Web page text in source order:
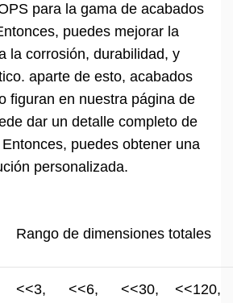
para la gama de acabados
puedes mejorar la
la corrosión, durabilidad, y
aparte de esto, acabados
figuran en nuestra página de
dar un detalle completo de
puedes obtener una
personalizada.
Rango de dimensiones totales
<<3,
<<6,
<<30,
<<120,